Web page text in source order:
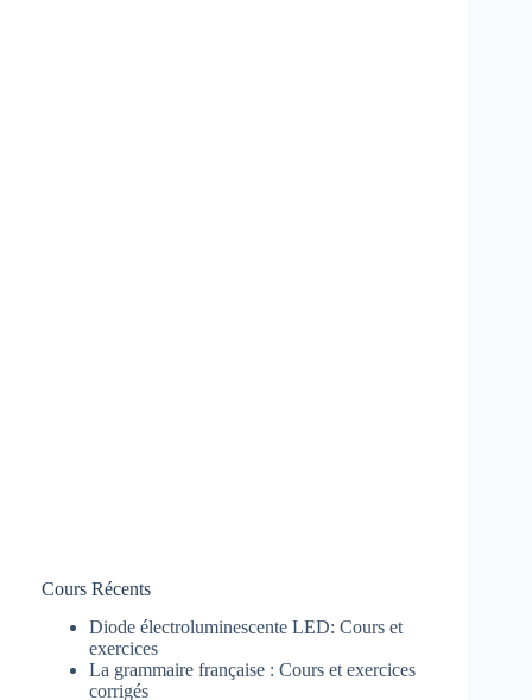
Cours Récents
Diode électroluminescente LED: Cours et
exercices
La grammaire française : Cours et exercices
corrigés